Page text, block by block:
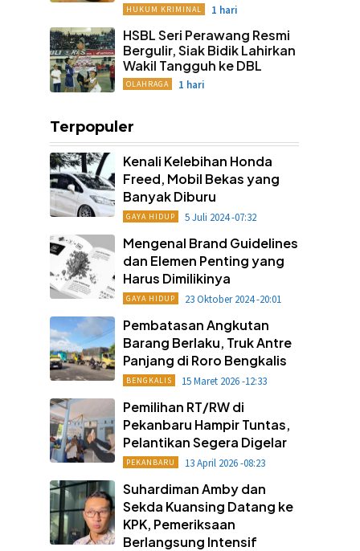
HUKUM KRIMINAL 1 hari
HSBL Seri Perawang Resmi
Bergulir, Siak Bidik Lahirkan
Wakil Tangguh ke DBL
OLAHRAGA 1 hari
Terpopuler
Kenali Kelebihan Honda
Freed, Mobil Bekas yang
Banyak Diburu
GAYA HIDUP 5 Juli 2024 -07:32
Mengenal Brand Guidelines
dan Elemen Penting yang
Harus Dimilikinya
GAYA HIDUP 23 Oktober 2024 -20:01
Pembatasan Angkutan
Barang Berlaku, Truk Antre
Panjang di Roro Bengkalis
BENGKALIS 15 Maret 2026 -12:33
Pemilihan RT/RW di
Pekanbaru Hampir Tuntas,
Pelantikan Segera Digelar
PEKANBARU 13 April 2026 -08:23
Suhardiman Amby dan
Sekda Kuansing Datang ke
KPK, Pemeriksaan
Berlangsung Intensif